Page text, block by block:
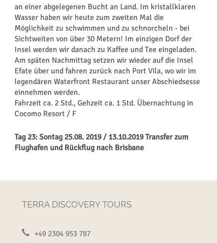
an einer abgelegenen Bucht an Land. Im kristallklaren
Wasser haben wir heute zum zweiten Mal die
Möglichkeit zu schwimmen und zu schnorcheln - bei
Sichtweiten von über 30 Metern! Im einzigen Dorf der
Insel werden wir danach zu Kaffee und Tee eingeladen.
Am späten Nachmittag setzen wir wieder auf die Insel
Efate über und fahren zurück nach Port Vila, wo wir im
legendären Waterfront Restaurant unser Abschiedsesse
einnehmen werden.
Fahrzeit ca. 2 Std., Gehzeit ca. 1 Std. Übernachtung in
Cocomo Resort / F
Tag 23: Sontag 25.08. 2019 / 13.10.2019 Transfer zum
Flughafen und Rückflug nach Brisbane
TERRA DISCOVERY TOURS
+49 2304 953 787